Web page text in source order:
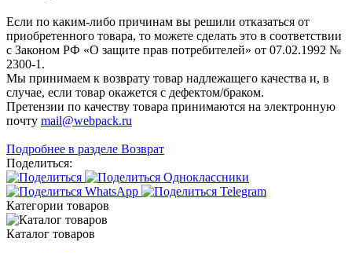
Если по каким-либо причинам вы решили отказаться от
приобретенного товара, то можете сделать это в соответствии
с Законом РФ «О защите прав потребителей» от 07.02.1992 №
2300-1.
Мы принимаем к возврату товар надлежащего качества и, в
случае, если товар окажется с дефектом/браком.
Претензии по качеству товара принимаются на электронную
почту mail@webpack.ru
Подробнее в разделе Возврат
Поделиться:
Категории товаров
Каталог товаров